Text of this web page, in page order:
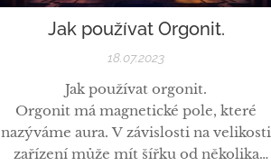
Jak používat Orgonit.
18.07.2023
Jak používat orgonit.
Orgonit má magnetické pole, které
nazýváme aura. V závislosti na velikosti
zařízení může mít šířku od několika